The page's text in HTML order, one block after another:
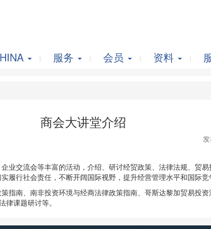
服务 会员 资料
商会大讲堂介绍
业交流会等丰富的活动，介绍、研讨经贸政策、法律法规、贸
行社会责任，不断开阔国际视野，提升经营管理水平和国际竞
指南、南非投资环境与经商法律政策指南、哥斯达黎加贸易投
课题研讨等。